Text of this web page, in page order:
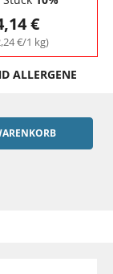
€
€/1 kg)
ALLERGENE